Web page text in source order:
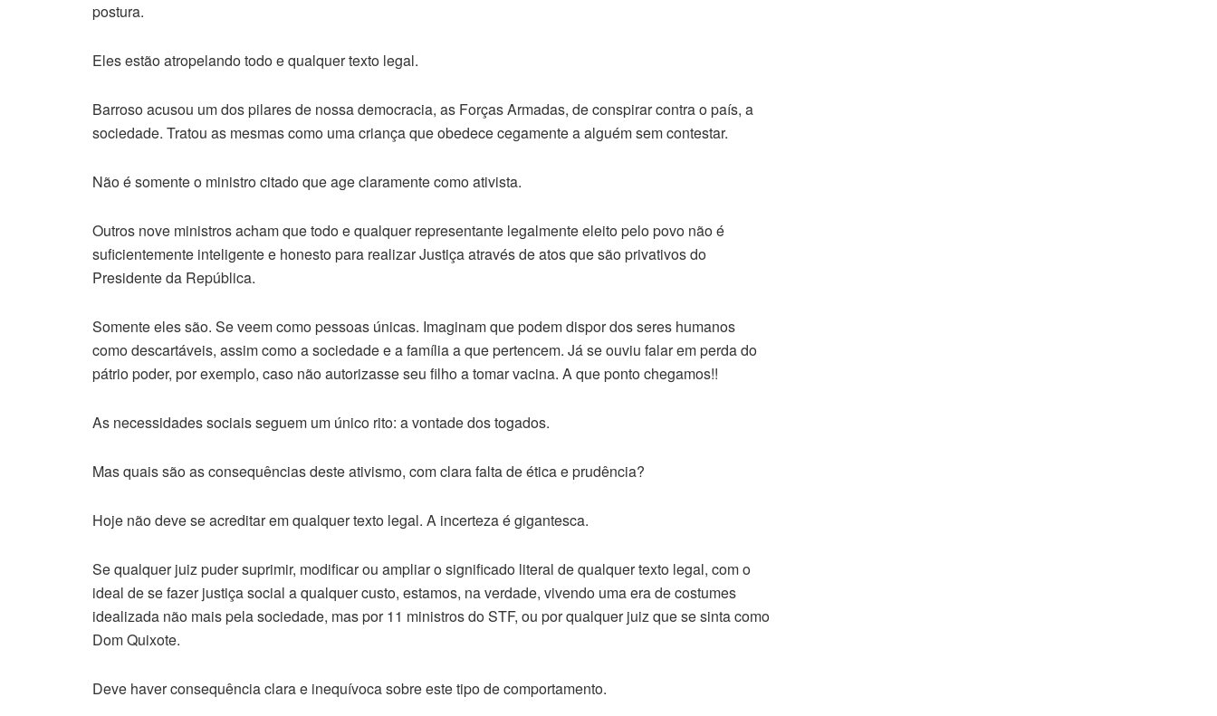
postura.
Eles estão atropelando todo e qualquer texto legal.
Barroso acusou um dos pilares de nossa democracia, as Forças Armadas, de conspirar contra o país, a
sociedade. Tratou as mesmas como uma criança que obedece cegamente a alguém sem contestar.
Não é somente o ministro citado que age claramente como ativista.
Outros nove ministros acham que todo e qualquer representante legalmente eleito pelo povo não é
suficientemente inteligente e honesto para realizar Justiça através de atos que são privativos do
Presidente da República.
Somente eles são. Se veem como pessoas únicas. Imaginam que podem dispor dos seres humanos
como descartáveis, assim como a sociedade e a família a que pertencem. Já se ouviu falar em perda do
pátrio poder, por exemplo, caso não autorizasse seu filho a tomar vacina. A que ponto chegamos!!
As necessidades sociais seguem um único rito: a vontade dos togados.
Mas quais são as consequências deste ativismo, com clara falta de ética e prudência?
Hoje não deve se acreditar em qualquer texto legal. A incerteza é gigantesca.
Se qualquer juiz puder suprimir, modificar ou ampliar o significado literal de qualquer texto legal, com o
ideal de se fazer justiça social a qualquer custo, estamos, na verdade, vivendo uma era de costumes
idealizada não mais pela sociedade, mas por 11 ministros do STF, ou por qualquer juiz que se sinta como
Dom Quixote.
Deve haver consequência clara e inequívoca sobre este tipo de comportamento.